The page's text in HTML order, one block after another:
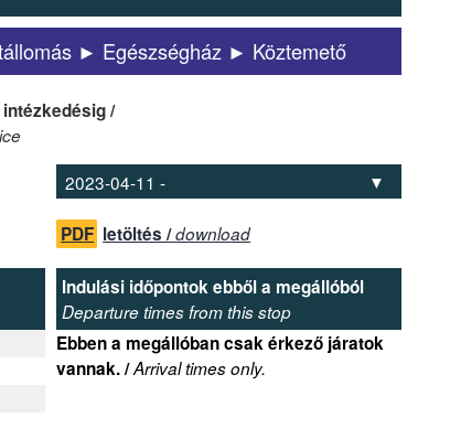
► Egészségház ► Köztemető
/
PDF letöltés /download
Indulási időpontok ebből a megállóból
Departure times from this stop
Ebben a megállóban csak érkező járatok
vannak. /Arrival times only.